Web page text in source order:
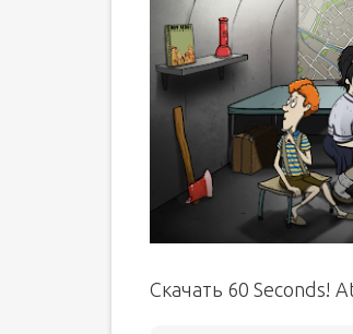
Скачать 60 Seconds!